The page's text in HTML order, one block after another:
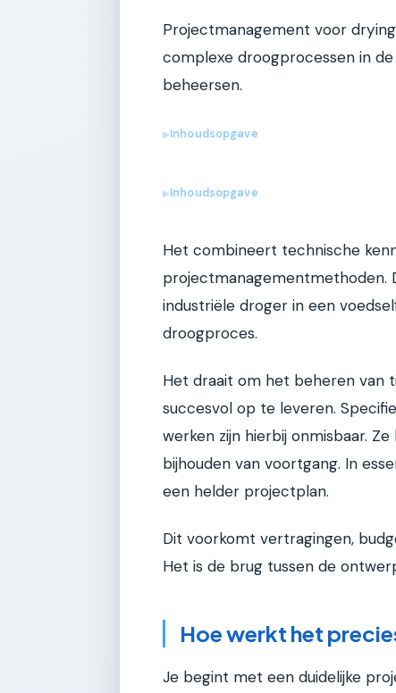
Projectmanagement voor
complexe droogprocessen in
beheersen.
▶Inhoudsopgave
▶Inhoudsopgave
Het combineert technische
projectmanagementmethoden.
industriële droger in een
droogproces.
Het draait om het beheren van
succesvol op te leveren.
werken zijn hierbij onmisbaar.
bijhouden van voortgang. In
een helder projectplan.
Dit voorkomt vertragingen,
Het is de brug tussen de
Hoe werkt het
Je begint met een duidelijke